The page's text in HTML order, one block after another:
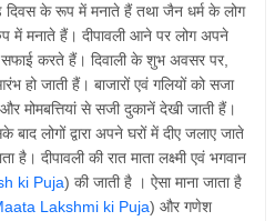
दिवस के रूप में मनाते हैं तथा जैन धर्म के लोग
में मनाते हैं। दीपावली आने पर लोग अपने
सफाई करते हैं। दिवाली के शुभ अवसर पर,
हो जाती हैं। बाजारों एवं गलियों को सजा
मोमबत्तियां से सजी दुकानें देखी जाती हैं।
बाद लोगों द्वारा अपने घरों में दीए जलाए जाते
है। दीपावली की रात माता लक्ष्मी एवं भगवान
ki Puja) की जाती है । ऐसा माना जाता है
Lakshmi ki Puja) और गणेश